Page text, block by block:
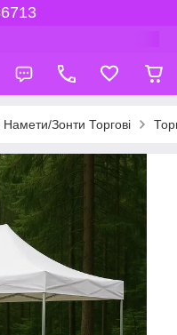
Намети/Зонти Торгові